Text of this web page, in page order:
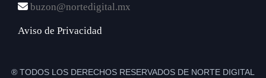
buzon@nortedigital.mx
Aviso de Privacidad
® TODOS LOS DERECHOS RESERVADOS DE NORTE DIGITAL